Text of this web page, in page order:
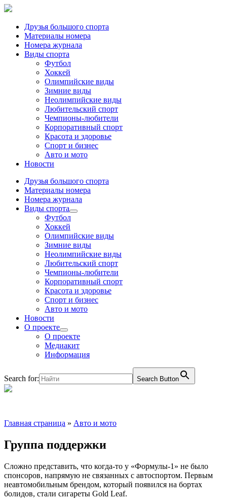
Друзья большого спорта
Материалы номера
Номера журнала
Виды спорта
Футбол
Хоккей
Олимпийские виды
Зимние виды
Неолимпийские виды
Любительский спорт
Чемпионы-любители
Корпоративный спорт
Красота и здоровье
Спорт и бизнес
Авто и мото
Новости
Друзья большого спорта
Материалы номера
Номера журнала
Виды спорта
Футбол
Хоккей
Олимпийские виды
Зимние виды
Неолимпийские виды
Любительский спорт
Чемпионы-любители
Корпоративный спорт
Красота и здоровье
Спорт и бизнес
Авто и мото
Новости
О проекте
О проекте
Медиакит
Информация
Search for: Search Button
Главная страница » Авто и мото
Группа поддержки
Сложно представить, что когда-то у «Формулы-1» не было
спонсоров, напрямую не связанных с автоспортом. Первым
неавтомобильным брендом, который появился на бортах
болидов, стали сигареты Gold Leaf.